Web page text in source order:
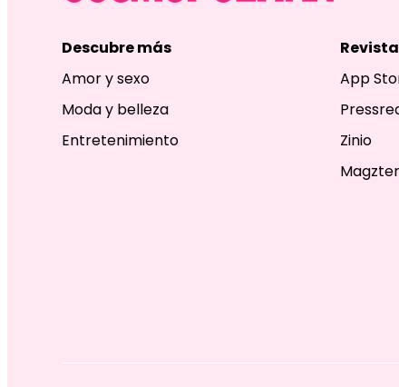
Descubre más
Amor y sexo
Moda y belleza
Entretenimiento
Revista
App
Zinio
Magzter